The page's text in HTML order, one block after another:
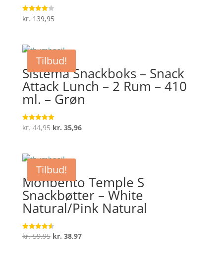
Vurderet
4
kr. 139,95
Tilbud!
Sistema Snackboks – Snack
Attack Lunch – 2 Rum – 410
ml. – Grøn
Vurderet
5
kr.44,95 Den
var:
kr. 44,95.
kr. 35,96Den
Tilbud!
Monbento Temple S
Snackbøtter – White
Natural/Pink Natural
Vurderet
4.6
kr.59,95 Den
kr. 38,97Den